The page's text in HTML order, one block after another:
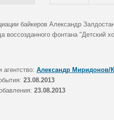
байкеров Александр
воссозданного фонтана "Детский
агентство: Александр Миридонов/
23.08.2013
23.08.2013